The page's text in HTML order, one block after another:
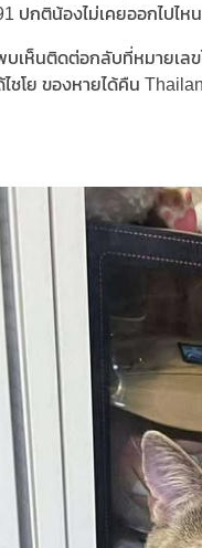
ปกติน้องไม่เคยออกไปไห
บเห็นติดต่อกลับที่หมายเล
ไชโย ของหายได้คืน